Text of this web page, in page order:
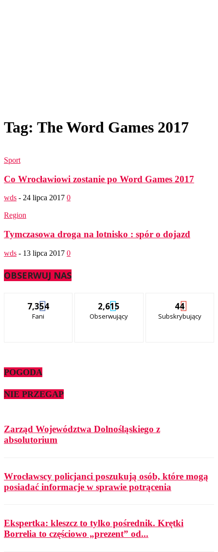
Tag: The Word Games 2017
Sport
Co Wrocławiowi zostanie po Word Games 2017
wds - 24 lipca 2017 0
Region
Tymczasowa droga na lotnisko : spór o dojazd
wds - 13 lipca 2017 0
OBSERWUJ NAS
7,354
Fani
2,615
Obserwujący
44
Subskrybujący
POGODA
NIE PRZEGAP
Zarząd Województwa Dolnośląskiego z
absolutorium
Wrocławscy policjanci poszukują osób, które mogą
posiadać informacje w sprawie potrącenia
Ekspertka: kleszcz to tylko pośrednik. Krętki
Borrelia to częściowo „prezent” od...